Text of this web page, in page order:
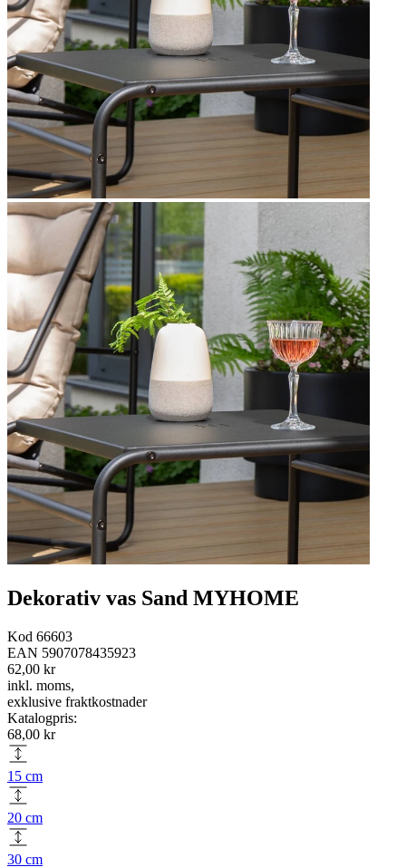
Dekorativ vas Sand MYHOME
Kod 66603
EAN 5907078435923
62,00 kr
inkl. moms,
exklusive fraktkostnader
Katalogpris:
68,00 kr
15 cm
20 cm
30 cm